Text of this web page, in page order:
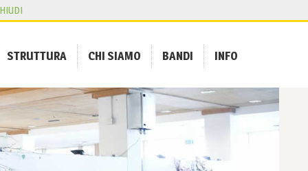
STRUTTURA CHI SIAMO BANDI INFO